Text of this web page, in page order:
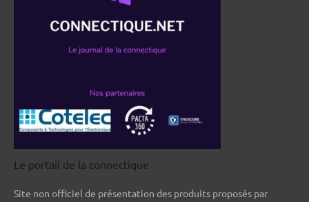
Le portail de la connectique
Site non officiel de présentation des produits proposés par